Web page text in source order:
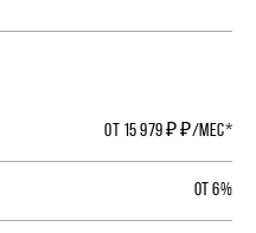
ОТ 15 979 ₽ ₽/МЕС*
ОТ 6%